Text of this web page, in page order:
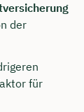
der
für